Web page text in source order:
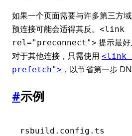
如果一个页面需要与许多第三方
预连接可能会适得其反。 <link
rel="preconnect"> 提示最好
对于其他连接，只需使用 <link
prefetch"> ，以节省第一步
#示例
rsbuild.config.ts